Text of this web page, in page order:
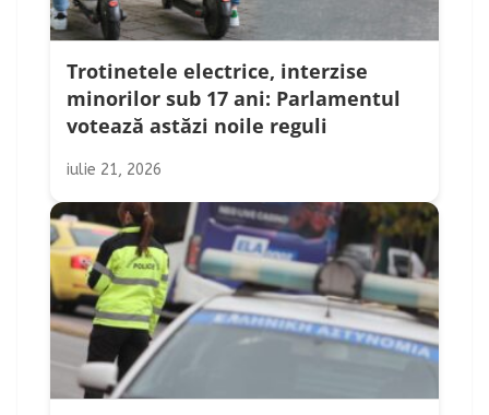
Trotinetele electrice, interzise
minorilor sub 17 ani: Parlamentul
votează astăzi noile reguli
iulie 21, 2026